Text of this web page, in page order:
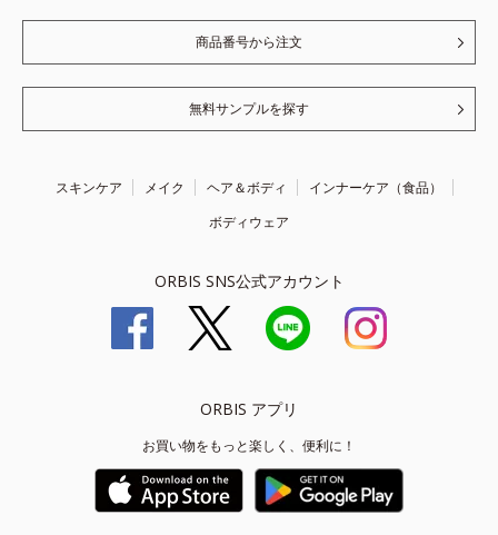
商品番号から注文
無料サンプルを探す
スキンケア メイク ヘア＆ボディ
インナーケア（食品）
ボディウェア
ORBIS SNS公式アカウント
ORBIS アプリ
お買い物をもっと楽しく、便利に！